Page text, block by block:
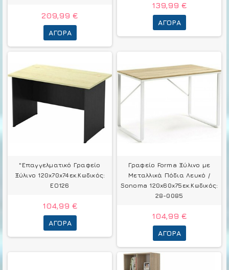
209,99 €
ΑΓΟΡΆ
139,99 €
ΑΓΟΡΆ
"Επαγγελματικό Γραφείο
Ξύλινο 120x70x74εκ.Κωδικός:
ΕΟ126
104,99 €
ΑΓΟΡΆ
Γραφείο Forma Ξύλινο με
Μεταλλικά Πόδια Λευκό /
Sonoma 120x60x75εκ.Κωδικός:
28-0085
104,99 €
ΑΓΟΡΆ